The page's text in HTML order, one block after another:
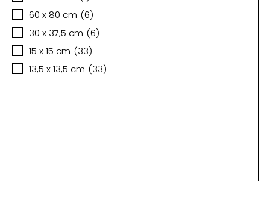
60 x 80 cm (6)
30 x 37,5 cm (6)
15 x 15 cm (33)
13,5 x 13,5 cm (33)